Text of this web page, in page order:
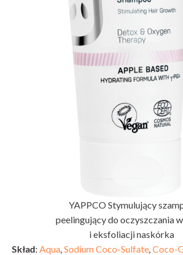
YAPPCO Stymulujący
peelingujący do oczyszczania
i eksfoliacji naskórka
Skład: Aqua Sodium Coco-Sulfate Coco-